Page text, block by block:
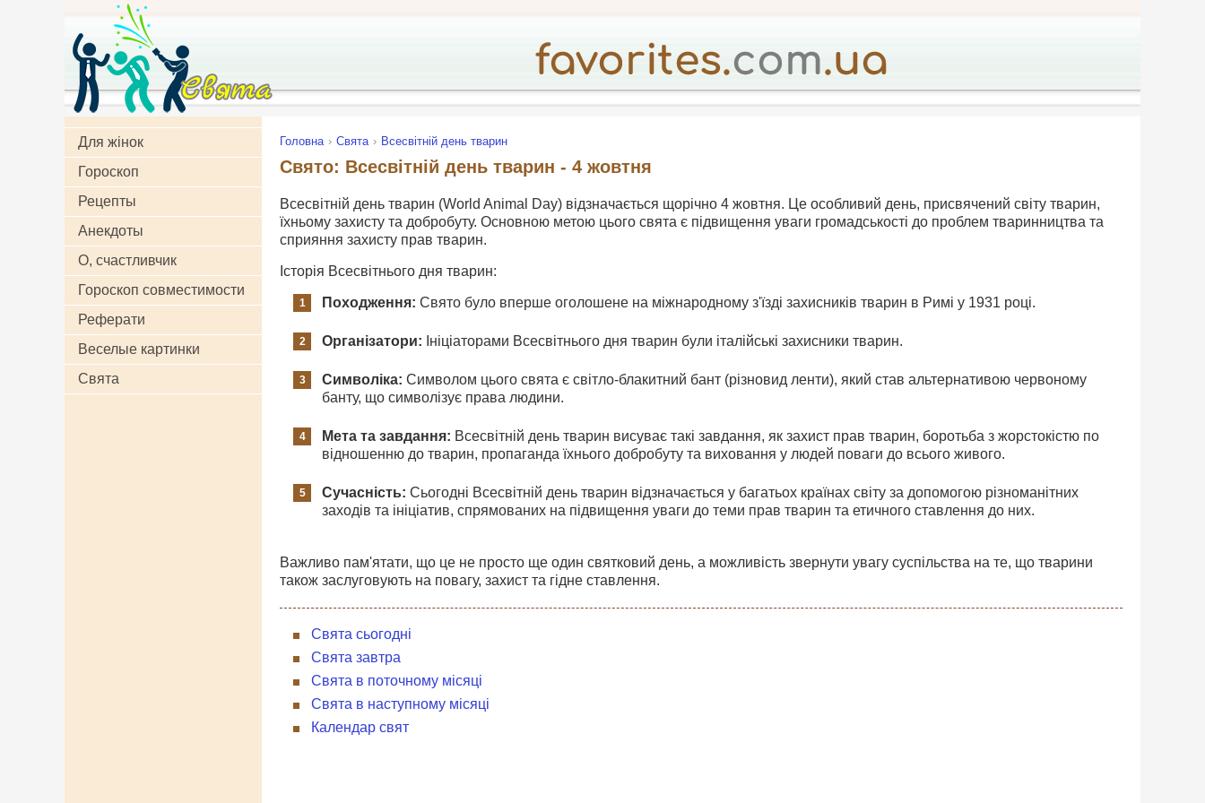
Для жінок
Гороскоп
Рецепты
Анекдоты
О, счастливчик
Гороскоп совместимости
Реферати
Веселые картинки
Свята
Головна Свята Всесвітній день тварин
Свято: Всесвітній день тварин - 4 жовтня
Всесвітній день тварин (World Animal Day) відзначається щорічно 4 жовтня. Це особливий день, присвячений світу тварин,
їхньому захисту та добробуту. Основною метою цього свята є підвищення уваги громадськості до проблем тваринництва та
сприяння захисту прав тварин.
Історія Всесвітнього дня тварин:
Походження: Свято було вперше оголошене на міжнародному з'їзді захисників тварин в Римі у 1931 році.
Організатори: Ініціаторами Всесвітнього дня тварин були італійські захисники тварин.
Символіка: Символом цього свята є світло-блакитний бант (різновид ленти), який став альтернативою червоному
банту, що символізує права людини.
Мета та завдання: Всесвітній день тварин висуває такі завдання, як захист прав тварин, боротьба з жорстокістю по
відношенню до тварин, пропаганда їхнього добробуту та виховання у людей поваги до всього живого.
Сучасність: Сьогодні Всесвітній день тварин відзначається у багатьох країнах світу за допомогою різноманітних
заходів та ініціатив, спрямованих на підвищення уваги до теми прав тварин та етичного ставлення до них.
Важливо пам'ятати, що це не просто ще один святковий день, а можливість звернути увагу суспільства на те, що тварини
також заслуговують на повагу, захист та гідне ставлення.
Свята сьогодні
Свята завтра
Свята в поточному місяці
Свята в наступному місяці
Календар свят